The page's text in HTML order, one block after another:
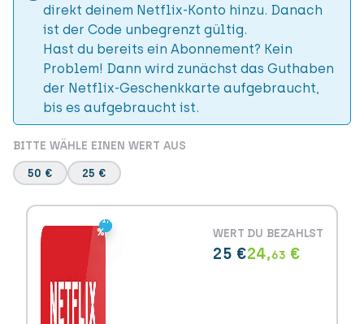
direkt deinem Netflix-Konto hinzu. Danach
ist der Code unbegrenzt gültig.
Hast du bereits ein Abonnement? Kein
Problem! Dann wird zunächst das Guthaben
der Netflix-Geschenkkarte aufgebraucht,
bis es aufgebraucht ist.
BITTE WÄHLE EINEN WERT AUS
50 € 25 €
-1,5
%
-1,5
%
WERT
25 €
DU BEZAHLST
24,63 €